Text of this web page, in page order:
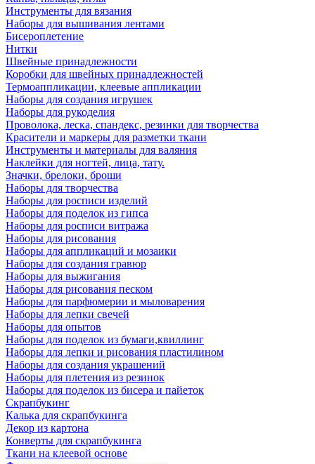
Инструменты для вязания
Наборы для вышивания лентами
Бисероплетение
Нитки
Швейные принадлежности
Коробки для швейных принадлежностей
Термоаппликации, клеевые аппликации
Наборы для создания игрушек
Наборы для рукоделия
Проволока, леска, спандекс, резинки для творчества
Красители и маркеры для разметки ткани
Инструменты и материалы для валяния
Наклейки для ногтей, лица, тату.
Значки, брелоки, броши
Наборы для творчества
Наборы для росписи изделий
Наборы для поделок из гипса
Наборы для росписи витража
Наборы для рисования
Наборы для аппликаций и мозаики
Наборы для создания гравюр
Наборы для выжигания
Наборы для рисования песком
Наборы для парфюмерии и мыловарения
Наборы для лепки свечей
Наборы для опытов
Наборы для поделок из бумаги,квиллинг
Наборы для лепки и рисования пластилином
Наборы для создания украшений
Наборы для плетения из резинок
Наборы для поделок из бисера и пайеток
Скрапбукинг
Калька для скрапбукинга
Декор из картона
Конверты для скрапбукинга
Ткани на клеевой основе